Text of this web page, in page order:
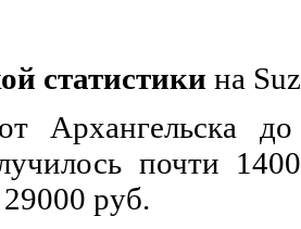
статистики на
от Архангельска
почти
руб.